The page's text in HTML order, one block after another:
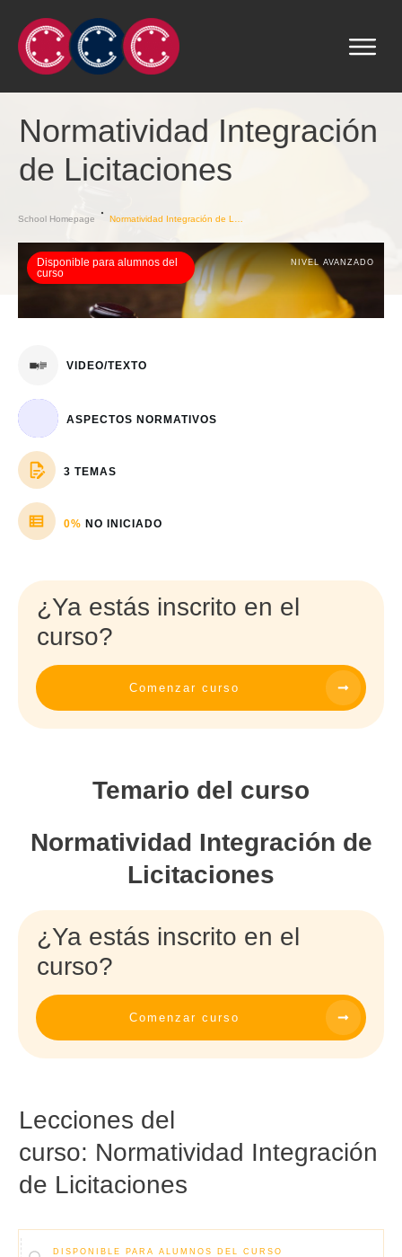
Normatividad Integración
de Licitaciones
School Homepage
Disponible para alumnos del
curso
NIVEL AVANZADO
VIDEO/TEXTO
ASPECTOS NORMATIVOS
3 TEMAS
0% NO INICIADO
¿Ya estás inscrito en el
curso?
Comenzar curso
Temario del curso
Normatividad Integración de
Licitaciones
¿Ya estás inscrito en el
curso?
Comenzar curso
Lecciones del
curso: Normatividad Integración
de Licitaciones
DISPONIBLE PARA ALUMNOS DEL CURSO